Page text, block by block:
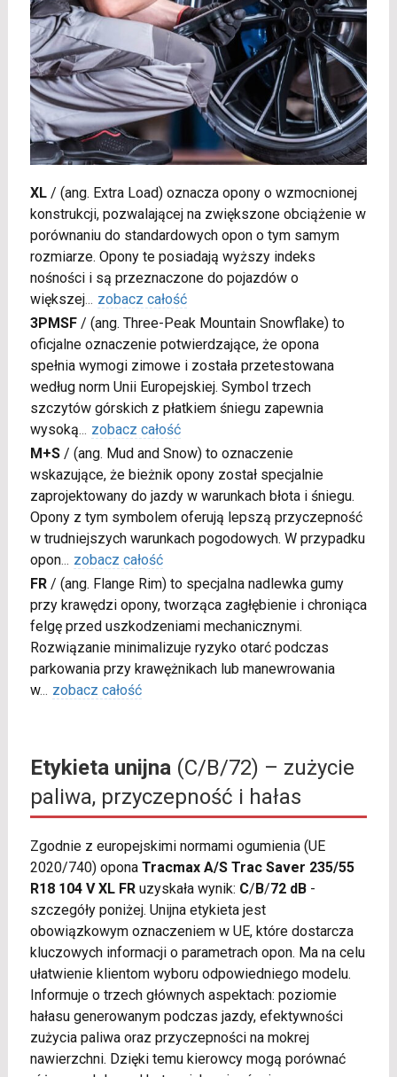
XL/ (ang. Extra Load) oznacza opony o wzmocnionej
konstrukcji, pozwalającej na zwiększone obciążenie w
porównaniu do standardowych opon o tym samym
rozmiarze. Opony te posiadają wyższy indeks
nośności i są przeznaczone do pojazdów o
większej... zobacz całość
3PMSF/ (ang. Three-Peak Mountain Snowflake) to
oficjalne oznaczenie potwierdzające, że opona
spełnia wymogi zimowe i została przetestowana
według norm Unii Europejskiej. Symbol trzech
szczytów górskich z płatkiem śniegu zapewnia
wysoką... zobacz całość
M+S/ (ang. Mud and Snow) to oznaczenie
wskazujące, że bieżnik opony został specjalnie
zaprojektowany do jazdy w warunkach błota i śniegu.
Opony z tym symbolem oferują lepszą przyczepność
w trudniejszych warunkach pogodowych. W przypadku
opon... zobacz całość
FR/ (ang. Flange Rim) to specjalna nadlewka gumy
przy krawędzi opony, tworząca zagłębienie i chroniąca
felgę przed uszkodzeniami mechanicznymi.
Rozwiązanie minimalizuje ryzyko otarć podczas
parkowania przy krawężnikach lub manewrowania
w... zobacz całość
Etykieta unijna(C/B/72) – zużycie
paliwa, przyczepność i hałas
Zgodnie z europejskimi normami ogumienia (UE
2020/740) opona Tracmax A/S Trac Saver 235/55
R18 104 V XL FRuzyskała wynik: C/B/72 dB-
szczegóły poniżej. Unijna etykieta jest
obowiązkowym oznaczeniem w UE, które dostarcza
kluczowych informacji o parametrach opon. Ma na celu
ułatwienie klientom wyboru odpowiedniego modelu.
Informuje o trzech głównych aspektach: poziomie
hałasu generowanym podczas jazdy, efektywności
zużycia paliwa oraz przyczepności na mokrej
nawierzchni. Dzięki temu kierowcy mogą porównać